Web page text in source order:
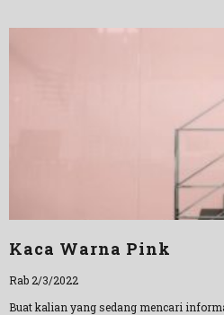
Kaca Warna Pink
Rab 2/3/2022
Buat kalian yang sedang mencari